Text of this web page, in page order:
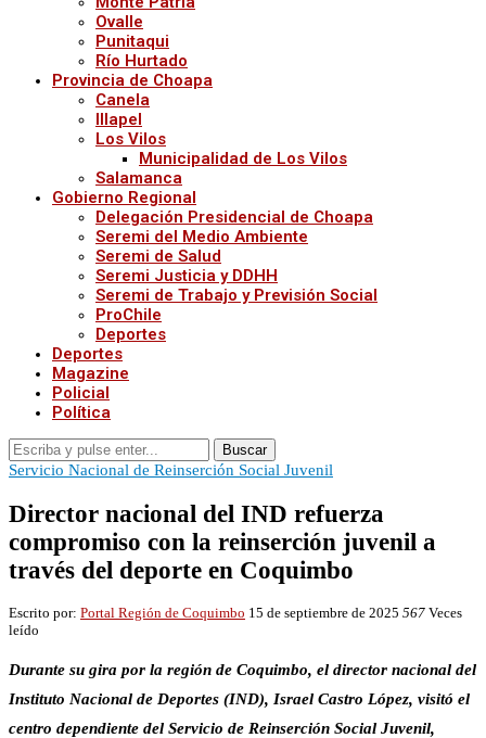
Ovalle
Punitaqui
Río Hurtado
Provincia de Choapa
Canela
Illapel
Los Vilos
Municipalidad de Los Vilos
Salamanca
Gobierno Regional
Delegación Presidencial de Choapa
Seremi del Medio Ambiente
Seremi de Salud
Seremi Justicia y DDHH
Seremi de Trabajo y Previsión Social
ProChile
Deportes
Deportes
Magazine
Policial
Política
Buscar
Servicio Nacional de Reinserción Social Juvenil
Director nacional del IND refuerza
compromiso con la reinserción juvenil a
través del deporte en Coquimbo
Escrito por: Portal Región de Coquimbo 15 de septiembre de 2025 567 Veces
leído
Durante su gira por la región de Coquimbo, el director nacional del
Instituto Nacional de Deportes (IND), Israel Castro López, visitó el
centro dependiente del Servicio de Reinserción Social Juvenil,